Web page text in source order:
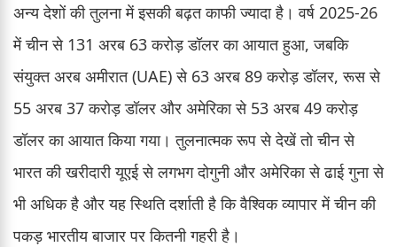
अन्य देशों की तुलना में इसकी बढ़त काफी ज्यादा है। वर्ष 2025-26
में चीन से 131 अरब 63 करोड़ डॉलर का आयात हुआ, जबकि
संयुक्त अरब अमीरात (UAE) से 63 अरब 89 करोड़ डॉलर, रूस से
55 अरब 37 करोड़ डॉलर और अमेरिका से 53 अरब 49 करोड़
डॉलर का आयात किया गया। तुलनात्मक रूप से देखें तो चीन से
भारत की खरीदारी यूएई से लगभग दोगुनी और अमेरिका से ढाई गुना से
भी अधिक है और यह स्थिति दर्शाती है कि वैश्विक व्यापार में चीन की
पकड़ भारतीय बाजार पर कितनी गहरी है।